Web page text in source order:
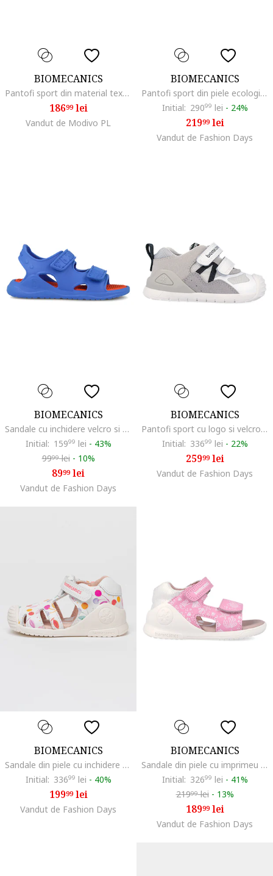
BIOMECANICS
Pantofi sport din material textil cu velcro si model, Galben sofran/Portocaliu mandarina/Bej deschis
18699lei
Vandut de Modivo PL
BIOMECANICS
Pantofi sport din piele ecologica si material textil, Roz deschis/Roz aprins/Roz pastel
Initial: 29099 lei - 24%
21999lei
Vandut de Fashion Days
BIOMECANICS
Sandale cu inchidere velcro si model uni, Rosu/Albastru royal
Initial: 15999 lei - 43%
9999lei - 10%
8999lei
Vandut de Fashion Days
BIOMECANICS
Pantofi sport cu logo si velcro, Gri deschis/Alb murdar
Initial: 33699 lei - 22%
25999lei
Vandut de Fashion Days
BIOMECANICS
Sandale din piele cu inchidere velcro si model, Alb/Roz
Initial: 33699 lei - 40%
19999lei
Vandut de Fashion Days
BIOMECANICS
Sandale din piele cu imprimeu acvatic, Roz pastel/Alb murdar
Initial: 32699 lei - 41%
21999lei - 13%
18999lei
Vandut de Fashion Days